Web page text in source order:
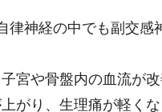
律神経の中でも副交感
宮や骨盤内の血流が
がり、生理痛が軽く